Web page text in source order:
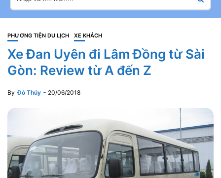
PHƯƠNG TIỆN DU LỊCH XE KHÁCH
Xe Đan Uyên đi Lâm Đồng từ Sài
Gòn: Review từ A đến Z
By Đỗ Thủy 20/06/2018